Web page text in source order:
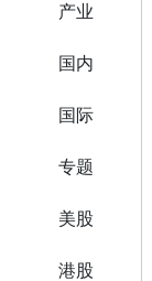
产业
国内
国际
专题
美股
港股